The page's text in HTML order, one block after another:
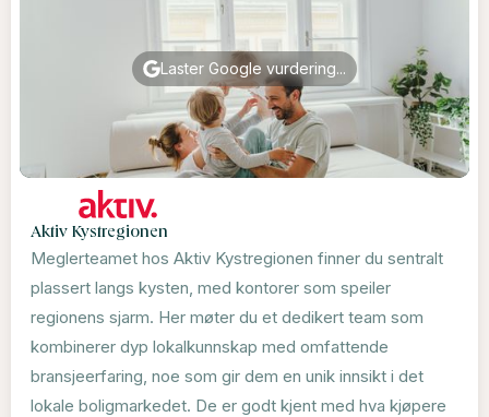
Laster Google vurdering...
Aktiv Kystregionen
Meglerteamet hos Aktiv Kystregionen finner du sentralt
plassert langs kysten, med kontorer som speiler
regionens sjarm. Her møter du et dedikert team som
kombinerer dyp lokalkunnskap med omfattende
bransjeerfaring, noe som gir dem en unik innsikt i det
lokale boligmarkedet. De er godt kjent med hva kjøpere